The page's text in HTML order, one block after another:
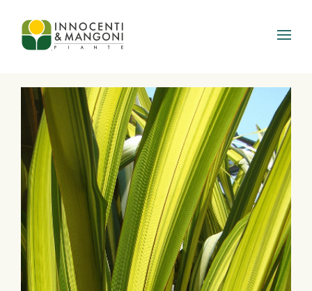
Skip to main content